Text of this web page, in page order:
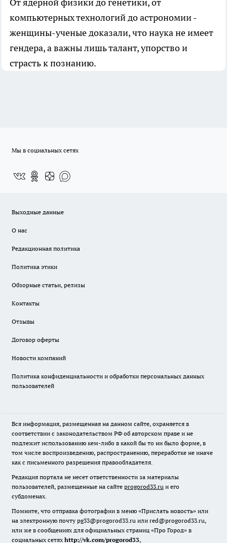
компьютерных технологий до астрономии -
женщины-ученые доказали, что наука не имеет
гендера, а важны лишь талант, упорство и
страсть к познанию.
Мы в социальных сетях
Выходные данные
О нас
Редакционная политика
Политика этики
Обзорные статьи, релизы
Контакты
Отзывы
Договор оферты
Новости компаний
Политика конфиденциальности и обработки персональных данных
пользователей
Вся информация, размещенная на данном сайте, охраняется в
соответствии с законодательством РФ об авторском праве и не
подлежит использованию кем-либо в какой бы то ни было форме, в
том числе воспроизведению, распространению, переработке не иначе
как с письменного разрешения правообладателя.
Редакция портала не несет ответственности за материалы
пользователей, размещенные на сайте progorod33.ru и его
субдоменах.
Помните, что отправка фотографии в меню «Прислать новость» или
на электронную почту pg33@progorod33.ru или red@progorod33.ru,
или же в сообщениях для официальных страниц «Про Город» в
социальных сетях http://vk.com/progorod33,